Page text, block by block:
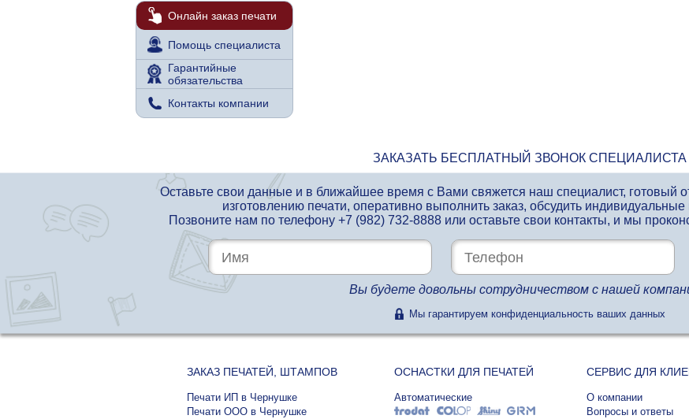
Онлайн заказ печати
Помощь специалиста
Гарантийные
обязательства
Контакты компании
ЗАКАЗАТЬ БЕСПЛАТНЫЙ ЗВОНОК СПЕЦИАЛИСТА
Оставьте свои данные и в ближайшее время с Вами свяжется наш специалист, готовый
изготовлению печати, оперативно выполнить заказ, обсудить
Позвоните нам по телефону +7 (982) 732-8888или оставьте свои контакты, и мы
Вы будете довольны сотрудничеством с нашей
Мы гарантируем конфиденциальность ваших данных
ЗАКАЗ ПЕЧАТЕЙ, ШТАМПОВ
Печати ИП в Чернушке
Печати ООО в Чернушке
ОСНАСТКИ ДЛЯ ПЕЧАТЕЙ
Автоматические
СЕРВИС ДЛЯ
О компании
Вопросы и ответы